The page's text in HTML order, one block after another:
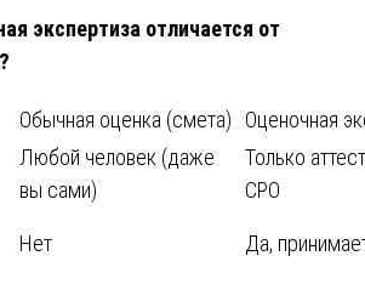
экспертиза отличается от
Обычная оценка (смета) Оценочная
Любой человек (даже
вы сами)
Только
СРО
Нет Да,